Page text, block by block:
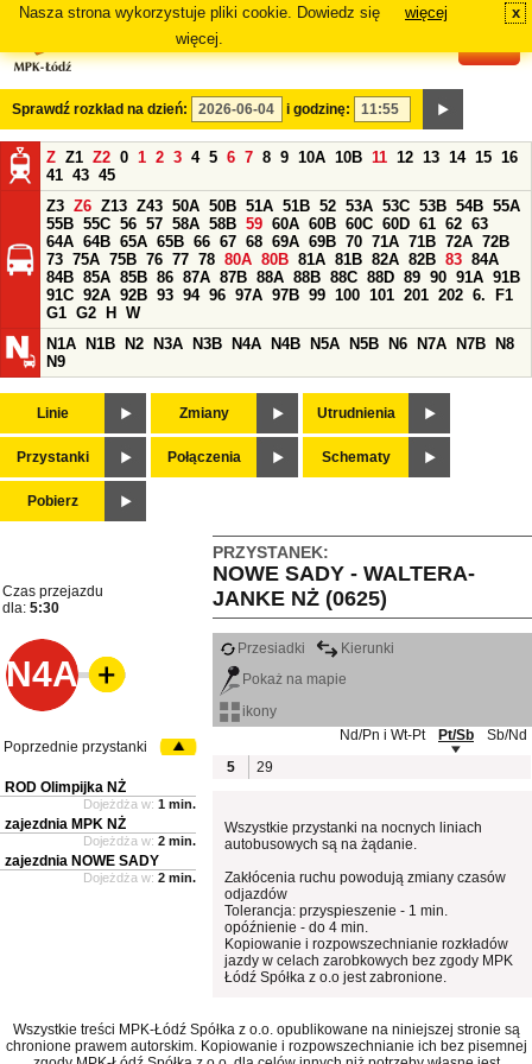
Nasza strona wykorzystuje pliki cookie. Dowiedz się
więcej.
więcej x
Sprawdź rozkład na dzień: i godzinę:
Z Z1 Z2 0 1 2 3 4 5 6 7 8 9 10A 10B 11 12 13 14 15 16
41 43 45
Z3 Z6 Z13 Z43 50A 50B 51A 51B 52 53A 53C 53B 54B 55A
55B 55C 56 57 58A 58B 59 60A 60B 60C 60D 61 62 63
64A 64B 65A 65B 66 67 68 69A 69B 70 71A 71B 72A 72B
73 75A 75B 76 77 78 80A 80B 81A 81B 82A 82B 83 84A
84B 85A 85B 86 87A 87B 88A 88B 88C 88D 89 90 91A 91B
91C 92A 92B 93 94 96 97A 97B 99 100 101 201 202 6.
F1
G1 G2 H
W
N1A
N1B N2 N3A N3B N4A N4B N5A N5B N6 N7A N7B
N8
N9
Linie Zmiany Utrudnienia
Przystanki Połączenia Schematy
Pobierz
PRZYSTANEK:
NOWE SADY - WALTERA-
JANKE NŻ (0625)
Czas przejazdu
dla: 5:30
N4A
Przesiadki
Kierunki
Pokaż na mapie
ikony
Nd/Pn i Wt-Pt
Pt/Sb
Sb/Nd
5
29
Wszystkie przystanki na nocnych liniach
autobusowych są na żądanie.
Zakłócenia ruchu powodują zmiany czasów
odjazdów
Tolerancja: przyspieszenie - 1 min.
opóźnienie - do 4 min.
Kopiowanie i rozpowszechnianie rozkładów
jazdy w celach zarobkowych bez zgody MPK
Łódź Spółka z o.o jest zabronione.
Poprzednie przystanki
ROD Olimpijka NŻ
Dojeżdża w: 1 min.
zajezdnia MPK NŻ
Dojeżdża w: 2 min.
zajezdnia NOWE SADY
Dojeżdża w: 2 min.
Wszystkie treści MPK-Łódź Spółka z o.o. opublikowane na niniejszej stronie są
chronione prawem autorskim. Kopiowanie i rozpowszechnianie ich bez pisemnej